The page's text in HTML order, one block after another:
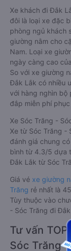
Xe khách đi Đắk
đôi là loại xe đặc
phòng ngủ khách
giường nằm cho
Nam. Loại xe
ngày càng cao
So với xe giường
Đắk Lắk có nhiều
với hàng nghìn bộ
đắp miễn phí
Xe Sóc Trăng -
Xe từ Sóc Trăng -
đánh giá chung
bình từ 4.3/5 dựa
Đắk Lắk từ Sóc
Giá vé xe giường
Trăng rẻ nhất là
Tùy thuộc vào
- Sóc Trăng đi
Tư vấn
Sóc Trăng